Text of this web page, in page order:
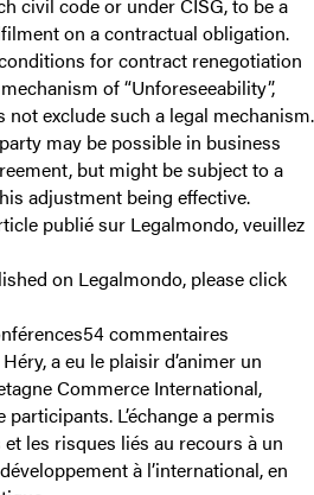
on a contractual obligation.
for contract renegotiation
of “Unforeseeability”,
exclude such a legal mechanism.
may be possible in business
but might be subject to a
adjustment being effective.
publié sur Legalmondo, veuillez
on Legalmondo, pleaseclick
54 commentaires
Tariffs
increase
and
a eu le plaisir d’animer un
Commerce International,
L’échange a permis
les risques liés au recours à un
à l’international, en